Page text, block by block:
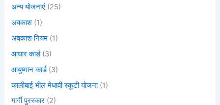
अन्य योजनाएं (25)
अवकाश (1)
अवकाश नियम (1)
आधार कार्ड(3)
आयुष्मान कार्ड(3)
कालीबाई भील मेधावी स्कूटी योजना(1)
गार्गी पुरस्कार (2)